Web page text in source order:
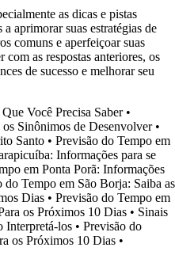
as dicas e pistas
aprimorar suas estratégias de
comuns e aperfeiçoar suas
as respostas anteriores, os
de sucesso e melhorar seu
Você Precisa Saber•
Sinônimos de Desenvolver•
Santo • Previsão do Tempo em
Informações para se
em Ponta Porã: Informações
do Tempo em São Borja: Saiba as
Dias • Previsão do Tempo em
os Próximos 10 Dias • Sinais
Interpretá-los • Previsão do
os Próximos 10 Dias •